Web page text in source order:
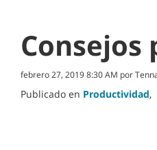
Consejos
febrero 27, 2019 8:30 AM por
Publicado en Productividad,